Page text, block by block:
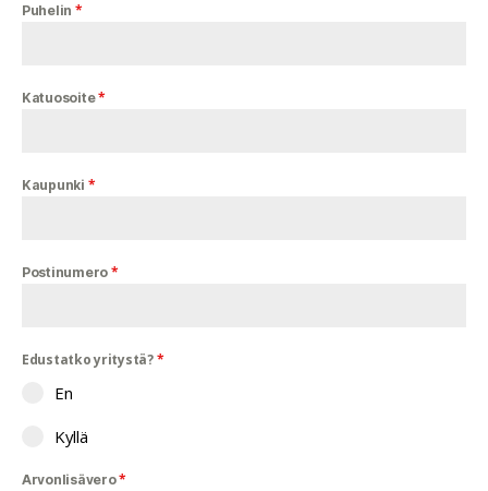
Puhelin *
Katuosoite*
Kaupunki *
Postinumero *
Edustatko yritystä?*
En
Kyllä
Arvonlisävero*